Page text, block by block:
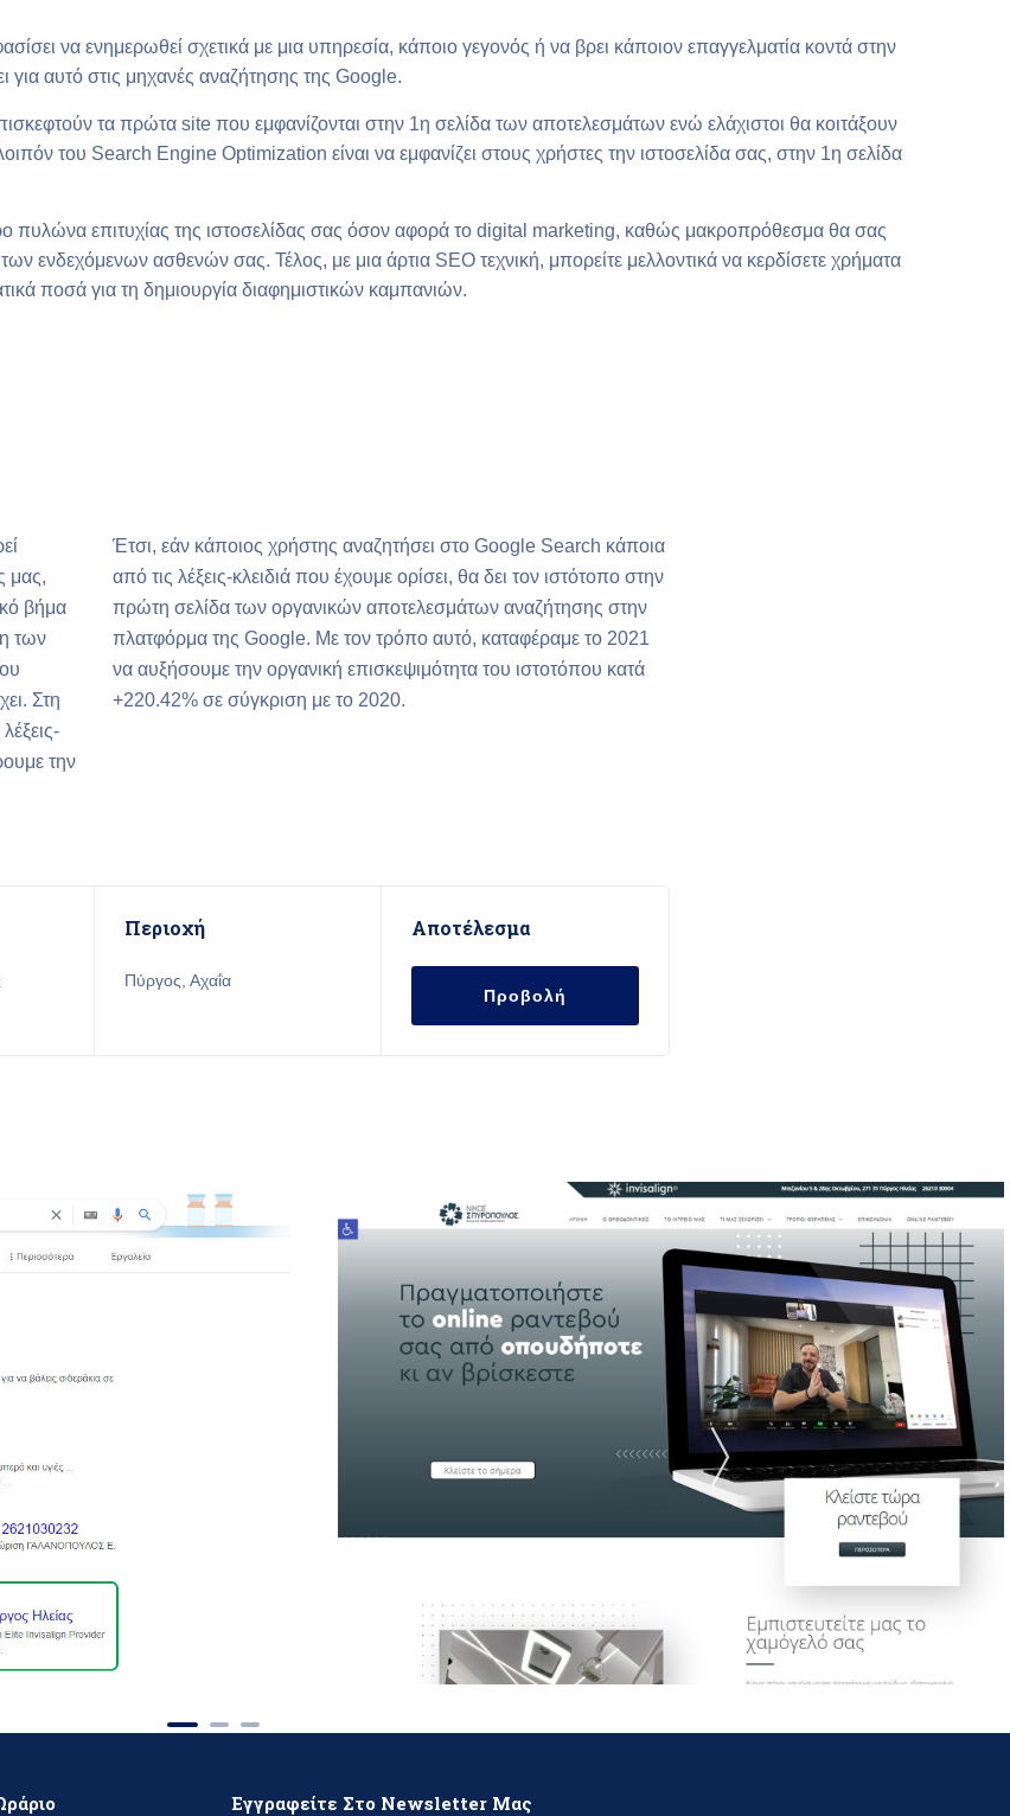
να ενημερωθεί σχετικά με μια υπηρεσία, κάποιο γεγονός ή να βρει κάποιον επαγγελματία κοντά στην
αυτό στις μηχανές αναζήτησης της Google.
τα πρώτα site που εμφανίζονται στην 1η σελίδα των αποτελεσμάτων ενώ ελάχιστοι θα κοιτάξουν
του Search Engine Optimization είναι να εμφανίζει στους χρήστες την ιστοσελίδα σας, στην 1η σελίδα
πυλώνα επιτυχίας της ιστοσελίδας σας όσον αφορά το digital marketing, καθώς μακροπρόθεσμα θα σας
ενδεχόμενων ασθενών σας. Τέλος, με μια άρτια SEO τεχνική, μπορείτε μελλοντικά να κερδίσετε χρήματα
ποσά για τη δημιουργία διαφημιστικών καμπανιών.
μας,
βήμα
των
Στη
την
Έτσι, εάν κάποιος χρήστης αναζητήσει στο Google Search κάποια
από τις λέξεις-κλειδιά που έχουμε ορίσει, θα δει τον ιστότοπο στην
πρώτη σελίδα των οργανικών αποτελεσμάτων αναζήτησης στην
πλατφόρμα της Google. Με τον τρόπο αυτό, καταφέραμε το 2021
να αυξήσουμε την οργανική επισκεψιμότητα του ιστοτόπου κατά
+220.42% σε σύγκριση με το 2020.
Περιοχή
Πύργος, Αχαΐα
Αποτέλεσμα
Προβολή
Αναζήτησης
Εγγραφείτε Στο Newsletter Μας